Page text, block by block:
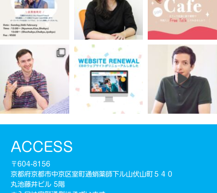
ACCESS
〒604-8156
京都府京都市中京区室町通蛸薬師下ル山伏山町５４０
丸池藤井ビル 5階